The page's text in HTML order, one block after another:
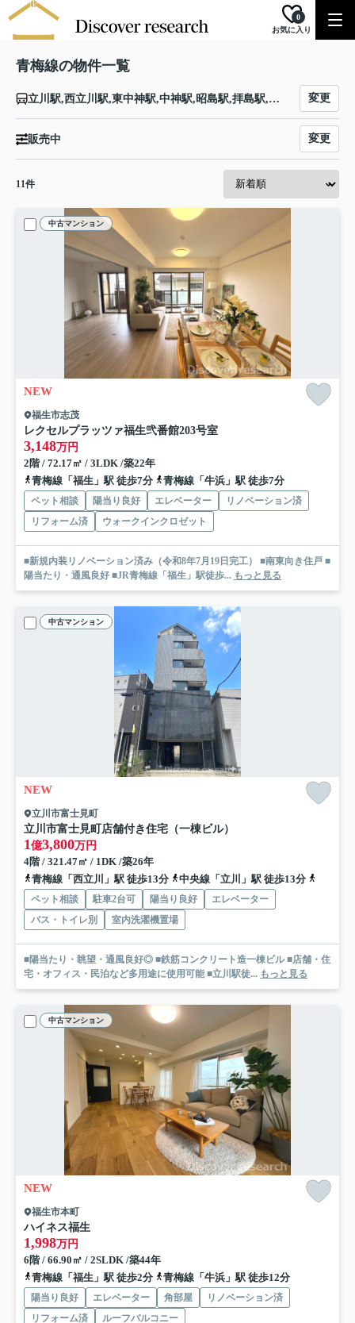
お気に入り
0
青梅線の物件一覧
立川駅,西立川駅,東中神駅,中神駅,昭島駅,拝島駅,牛浜駅,福生駅,羽村駅,小作駅,河辺駅,東青梅駅,青梅駅,宮ノ平駅,日向和田駅,石神前駅,二俣尾駅,軍畑駅,沢井駅,御嶽駅,川井駅,古里駅,鳩ノ巣駅,白丸駅,奥多摩駅 変更
販売中 変更
11件
中古マンション
NEW
福生市志茂
レクセルプラッツァ福生弐番館203号室
3,148万円
2階 / 72.17㎡ / 3LDK /築22年
青梅線「福生」駅 徒歩7分
青梅線「牛浜」駅 徒歩7分
ペット相談 陽当り良好 エレベーター
リノベーション済
リフォーム済
ウォークインクロゼット
■新規内装リノベーション済み（令和8年7月19日完工） ■南東向き住戸 ■
陽当たり・通風良好 ■JR青梅線「福生」駅徒歩... もっと見る
中古マンション
NEW
立川市富士見町
立川市富士見町店舗付き住宅（一棟ビル）
1億3,800万円
4階 / 321.47㎡ / 1DK /築26年
青梅線「西立川」駅 徒歩13分
中央線「立川」駅 徒歩13分
ペット相談 駐車2台可 陽当り良好
エレベーター
バス・トイレ別
室内洗濯機置場
■陽当たり・眺望・通風良好◎ ■鉄筋コンクリート造一棟ビル ■店舗・住
宅・オフィス・民泊など多用途に使用可能 ■立川駅徒... もっと見る
中古マンション
NEW
福生市本町
ハイネス福生
1,998万円
6階 / 66.90㎡ / 2SLDK /築44年
青梅線「福生」駅 徒歩2分
青梅線「牛浜」駅 徒歩12分
陽当り良好 エレベーター 角部屋
リノベーション済
リフォーム済
ルーフバルコニー